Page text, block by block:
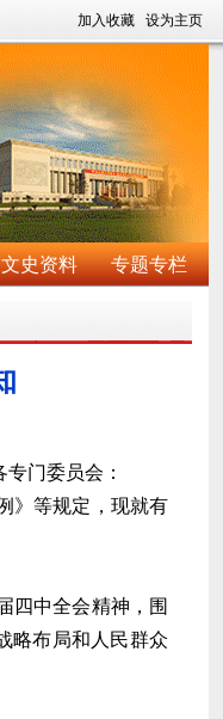
加入收藏 设为主页
文史资料 专题专栏
门委员会：
》等规定，现就有
四中全会精神，围
略布局和人民群众